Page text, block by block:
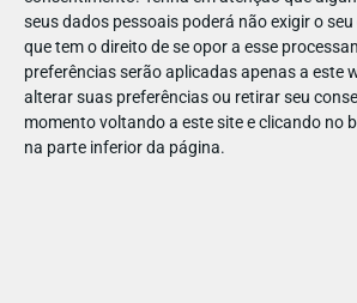
seus dados pessoais poderá não exigir o
que tem o direito de se opor a esse
preferências serão aplicadas apenas a este
alterar suas preferências ou retirar seu
momento voltando a este site e clicando no
na parte inferior da página.
📅Data:De 23 de novembro de 2024 a 5
(dias de funcionamento de Perlim -